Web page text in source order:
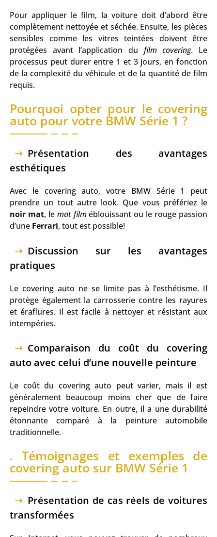
Pour appliquer le film, la voiture doit d’abord être
complètement nettoyée et séchée. Ensuite, les pièces
sensibles comme les vitres teintées doivent être
protégées avant l’application du film covering. Le
processus peut durer entre 1 et 3 jours, en fonction
de la complexité du véhicule et de la quantité de film
requis.
Pourquoi opter pour le covering
auto pour votre BMW Série 1 ?
Présentation des avantages
esthétiques
Avec le covering auto, votre BMW Série 1 peut
prendre un tout autre look. Que vous préfériez le
noir mat, le mat filméblouissant ou le rouge passion
d’une Ferrari, tout est possible!
Discussion sur les avantages
pratiques
Le covering auto ne se limite pas à l’esthétisme. Il
protège également la carrosserie contre les rayures
et éraflures. Il est facile à nettoyer et résistant aux
intempéries.
Comparaison du coût du covering
auto avec celui d’une nouvelle peinture
Le coût du covering auto peut varier, mais il est
généralement beaucoup moins cher que de faire
repeindre votre voiture. En outre, il a une durabilité
étonnante comparé à la peinture automobile
traditionnelle.
. Témoignages et exemples de
covering auto sur BMW Série 1
Présentation de cas réels de voitures
transformées